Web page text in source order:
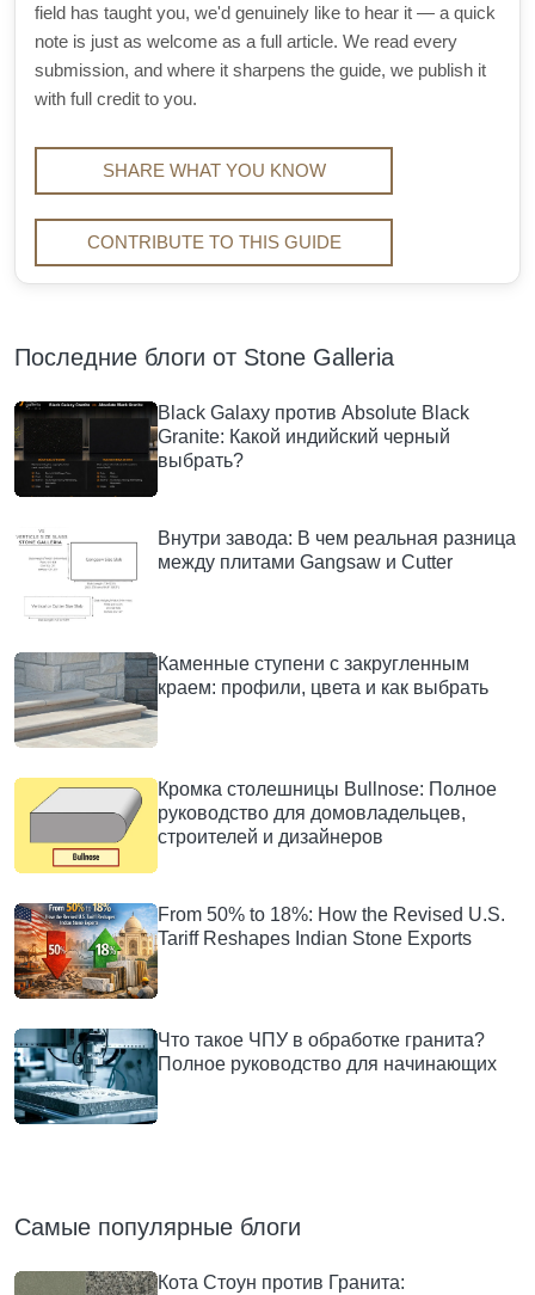
field has taught you, we'd genuinely like to hear it — a quick
note is just as welcome as a full article. We read every
submission, and where it sharpens the guide, we publish it
with full credit to you.
SHARE WHAT YOU KNOW
CONTRIBUTE TO THIS GUIDE
Последние блоги от Stone Galleria
Black Galaxy против Absolute Black
Granite: Какой индийский черный
выбрать?
Внутри завода: В чем реальная разница
между плитами Gangsaw и Cutter
Каменные ступени с закругленным
краем: профили, цвета и как выбрать
Кромка столешницы Bullnose: Полное
руководство для домовладельцев,
строителей и дизайнеров
From 50% to 18%: How the Revised U.S.
Tariff Reshapes Indian Stone Exports
Что такое ЧПУ в обработке гранита?
Полное руководство для начинающих
Самые популярные блоги
Кота Стоун против Гранита: